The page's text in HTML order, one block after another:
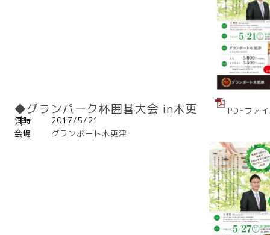
◆グランパーク杯囲碁大会 in木更
津
PDFファ
日時
2017/5/21
会場
グランポート木更津